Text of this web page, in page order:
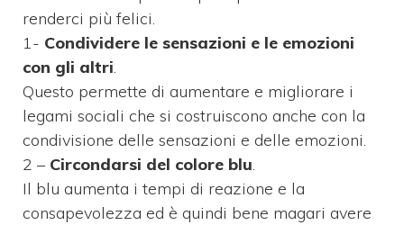
renderci più felici.
1- Condividere le sensazioni e le emozioni
con gli altri.
Questo permette di aumentare e migliorare i
legami sociali che si costruiscono anche con la
condivisione delle sensazioni e delle emozioni.
2 – Circondarsi del colore blu.
Il blu aumenta i tempi di reazione e la
consapevolezza ed è quindi bene magari avere